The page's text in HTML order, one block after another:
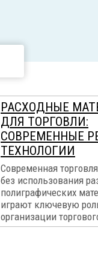
РАСХОДНЫЕ
ДЛЯ ТОРГОВЛИ:
СОВРЕМЕННЫЕ
ТЕХНОЛОГИИ
Современная
без использования
полиграфических
играют ключевую
организации